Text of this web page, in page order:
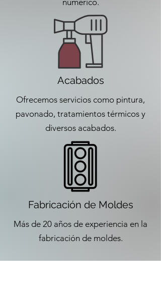
númerico.
Acabados
Ofrecemos servicios como pintura,
pavonado, tratamientos térmicos y
diversos acabados.
Fabricación de Moldes
Más de 20 años de experiencia en la
fabricación de moldes.